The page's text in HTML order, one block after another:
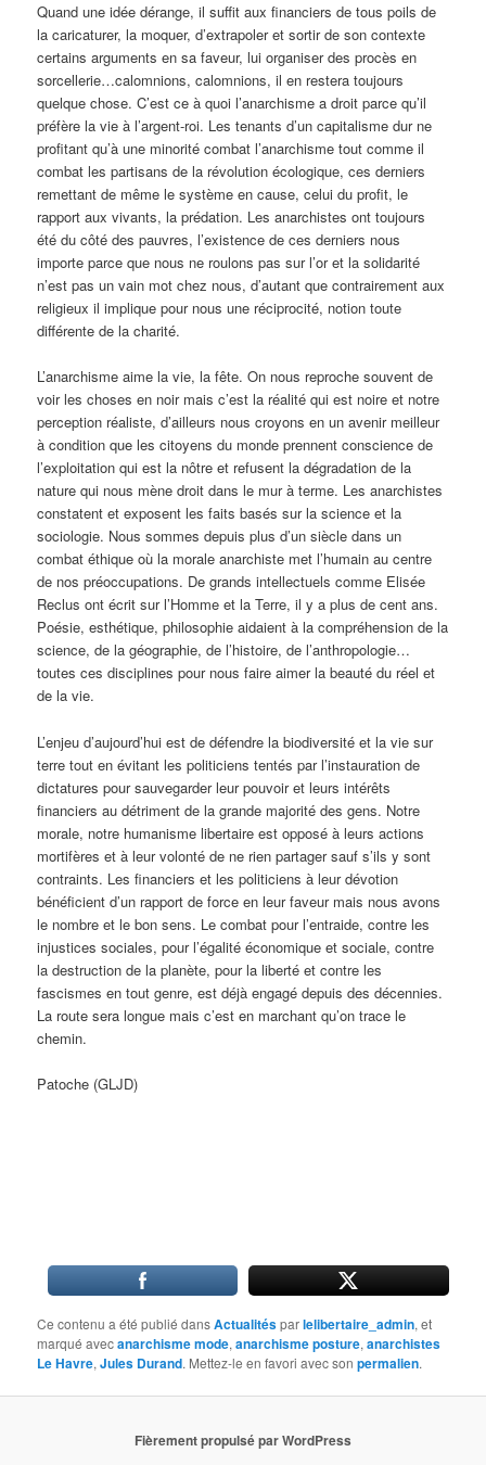
Quand une idée dérange, il suffit aux financiers de tous poils de
la caricaturer, la moquer, d’extrapoler et sortir de son contexte
certains arguments en sa faveur, lui organiser des procès en
sorcellerie…calomnions, calomnions, il en restera toujours
quelque chose. C’est ce à quoi l’anarchisme a droit parce qu’il
préfère la vie à l’argent-roi. Les tenants d’un capitalisme dur ne
profitant qu’à une minorité combat l’anarchisme tout comme il
combat les partisans de la révolution écologique, ces derniers
remettant de même le système en cause, celui du profit, le
rapport aux vivants, la prédation. Les anarchistes ont toujours
été du côté des pauvres, l’existence de ces derniers nous
importe parce que nous ne roulons pas sur l’or et la solidarité
n’est pas un vain mot chez nous, d’autant que contrairement aux
religieux il implique pour nous une réciprocité, notion toute
différente de la charité.
L’anarchisme aime la vie, la fête. On nous reproche souvent de
voir les choses en noir mais c’est la réalité qui est noire et notre
perception réaliste, d’ailleurs nous croyons en un avenir meilleur
à condition que les citoyens du monde prennent conscience de
l’exploitation qui est la nôtre et refusent la dégradation de la
nature qui nous mène droit dans le mur à terme. Les anarchistes
constatent et exposent les faits basés sur la science et la
sociologie. Nous sommes depuis plus d’un siècle dans un
combat éthique où la morale anarchiste met l’humain au centre
de nos préoccupations. De grands intellectuels comme Elisée
Reclus ont écrit sur l’Homme et la Terre, il y a plus de cent ans.
Poésie, esthétique, philosophie aidaient à la compréhension de la
science, de la géographie, de l’histoire, de l’anthropologie…
toutes ces disciplines pour nous faire aimer la beauté du réel et
de la vie.
L’enjeu d’aujourd’hui est de défendre la biodiversité et la vie sur
terre tout en évitant les politiciens tentés par l’instauration de
dictatures pour sauvegarder leur pouvoir et leurs intérêts
financiers au détriment de la grande majorité des gens. Notre
morale, notre humanisme libertaire est opposé à leurs actions
mortifères et à leur volonté de ne rien partager sauf s’ils y sont
contraints. Les financiers et les politiciens à leur dévotion
bénéficient d’un rapport de force en leur faveur mais nous avons
le nombre et le bon sens. Le combat pour l’entraide, contre les
injustices sociales, pour l’égalité économique et sociale, contre
la destruction de la planète, pour la liberté et contre les
fascismes en tout genre, est déjà engagé depuis des décennies.
La route sera longue mais c’est en marchant qu’on trace le
chemin.
Patoche (GLJD)
Ce contenu a été publié dansActualitésparlelibertaire_admin, et
marqué avecanarchisme mode,anarchisme posture,anarchistes
Le Havre,Jules Durand. Mettez-le en favori avec sonpermalien.
Fièrement propulsé par WordPress